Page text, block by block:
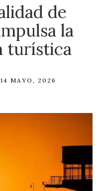
de
la
turística
14 MAYO, 2026